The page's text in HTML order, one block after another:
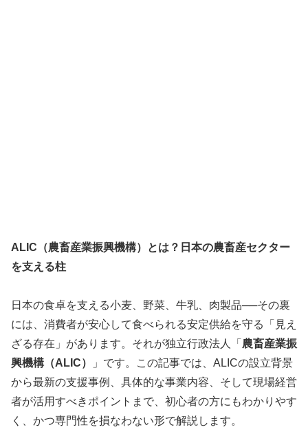
ALIC（農畜産業振興機構）とは？日本の農畜産セクター
を支える柱
日本の食卓を支える小麦、野菜、牛乳、肉製品──その裏
には、消費者が安心して食べられる安定供給を守る「見え
ざる存在」があります。それが独立行政法人「 農畜産業振
興機構（ALIC）
」です。この記事では、ALICの設立背景
から最新の支援事例、具体的な事業内容、そして現場経営
者が活用すべきポイントまで、初心者の方にもわかりやす
く、かつ専門性を損なわない形で解説します。